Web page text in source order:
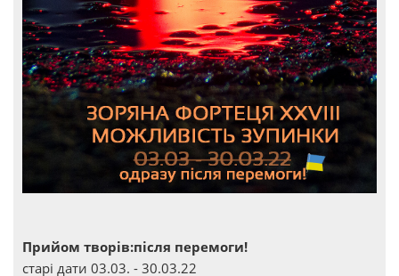
Прийом творів:після перемоги!
старі дати 03.03. - 30.03.22